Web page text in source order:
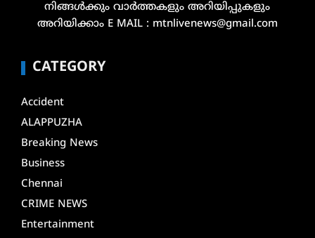
നിങ്ങൾക്കും വാർത്തകളും അറിയിപ്പുകളും
അറിയിക്കാം E MAIL : mtnlivenews@gmail.com
CATEGORY
Accident
ALAPPUZHA
Breaking News
Business
Chennai
CRIME NEWS
Entertainment